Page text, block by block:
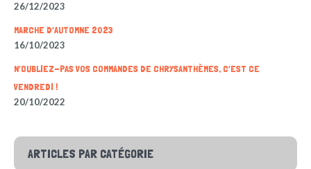
26/12/2023
MARCHE D’AUTOMNE 2023
16/10/2023
N’OUBLIEZ-PAS VOS COMMANDES DE CHRYSANTHÈMES, C’EST CE
VENDREDI !
20/10/2022
ARTICLES PAR CATÉGORIE